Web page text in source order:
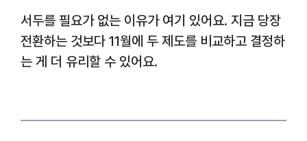
서두를 필요가 없는 이유가 여기 있어요. 지금 당장
전환하는 것보다 11월에 두 제도를 비교하고 결정하
는 게 더 유리할 수 있어요.